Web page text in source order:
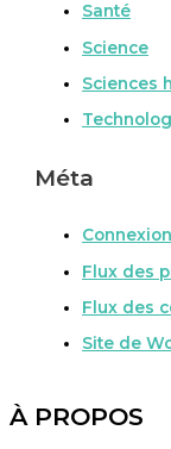
Santé
Science
Sciences
Méta
Connexion
Flux des
Flux des
Site de
À PROPOS